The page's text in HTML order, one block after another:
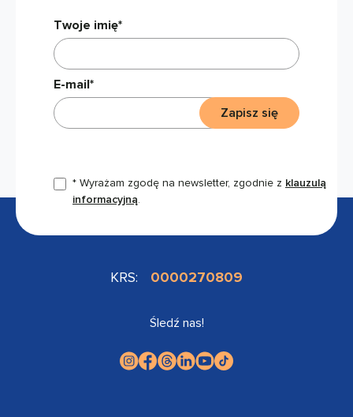
Twoje imię*
E-mail*
* Wyrażam zgodę na newsletter, zgodnie z klauzulą
informacyjną.
Zapisz się
KRS: 0000270809
Śledź nas!